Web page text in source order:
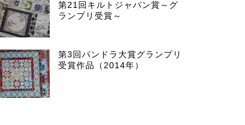
第21回キルトジャパン賞～グ
ランプリ受賞～
第3回パンドラ大賞グランプリ
受賞作品（2014年）